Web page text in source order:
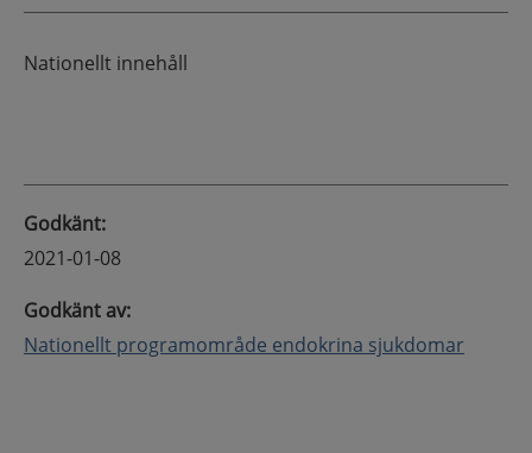
Nationellt innehåll
Godkänt:
2021-01-08
Godkänt av:
Nationellt programområde endokrina sjukdomar